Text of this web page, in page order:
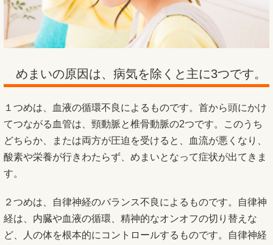
めまいの原因は、病気を除くと主に3つです。
１つめは、血液の循環不良によるものです。首から頭にかけ
てつながる血管は、頸動脈と椎骨動脈の2つです。このうち
どちらか、または両方が圧迫を受けると、血流が悪くなり、
酸素や栄養が行きわたらず、めまいとなって症状が出てきま
す。
２つめは、自律神経のバランス不良によるものです。自律神
経は、内臓や血液の循環、精神的なオンオフの切り替えな
ど、人の体を根本的にコントロールするものです。自律神経